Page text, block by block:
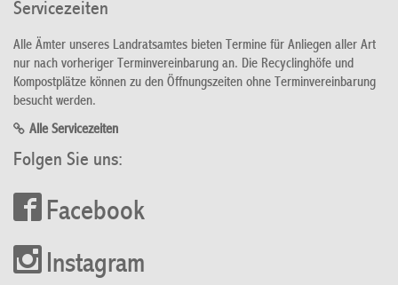
Servicezeiten
Alle Ämter unseres Landratsamtes bieten Termine für Anliegen aller Art
nur nach vorheriger Terminvereinbarung an. Die Recyclinghöfe und
Kompostplätze können zu den Öffnungszeiten ohne Terminvereinbarung
besucht werden.
Alle Servicezeiten
Folgen Sie uns:
Facebook
Instagram